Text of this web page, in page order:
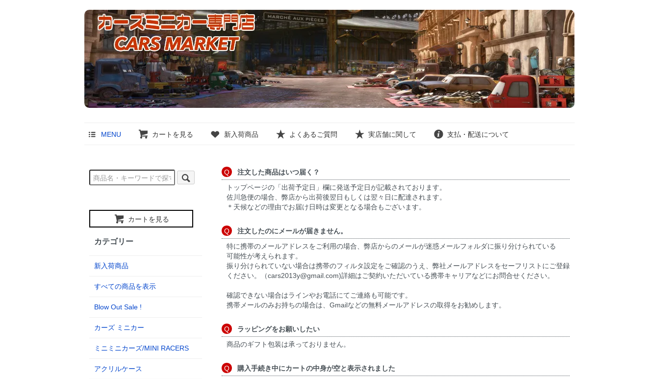
MENU カートを見る 新入荷商品 よくあるご質問 実店舗に関して 支払・配送について
注文した商品はいつ届く？
トップページの「出荷予定日」欄に発送予定日が記載されております。
佐川急便の場合、弊店から出荷後翌日もしくは翌々日に配達されます。
＊天候などの理由でお届け日時は変更となる場合もございます。
注文したのにメールが届きません。
特に携帯のメールアドレスをご利用の場合、弊店からのメールが迷惑メールフォルダに振り分けられている
可能性が考えられます。
振り分けられていない場合は携帯のフィルタ設定をご確認のうえ、弊社メールアドレスをセーフリストにご登録
ください。（cars2013y@gmail.com)詳細はご契約いただいている携帯キャリアなどにお問合せください。
確認できない場合はラインやお電話にてご連絡も可能です。
携帯メールのみお持ちの場合は、Gmailなどの無料メールアドレスの取得をお勧めします。
ラッピングをお願いしたい
商品のギフト包装は承っておりません。
購入手続き中にカートの中身が空と表示されました
カートを見る
カテゴリー
新入荷商品
すべての商品を表示
Blow Out Sale !
カーズ ミニカー
ミニミニカーズ/MINI RACERS
アクリルケース